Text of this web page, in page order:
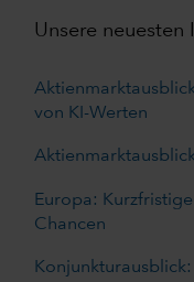
Unsere neuesten
von KI-Werten
Europa:
Chancen